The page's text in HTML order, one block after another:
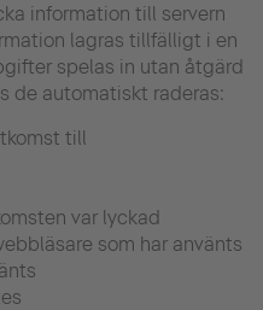
information till servern
lagras tillfälligt i en
spelas in utan åtgärd
de automatiskt raderas:
till
var lyckad
som har använts